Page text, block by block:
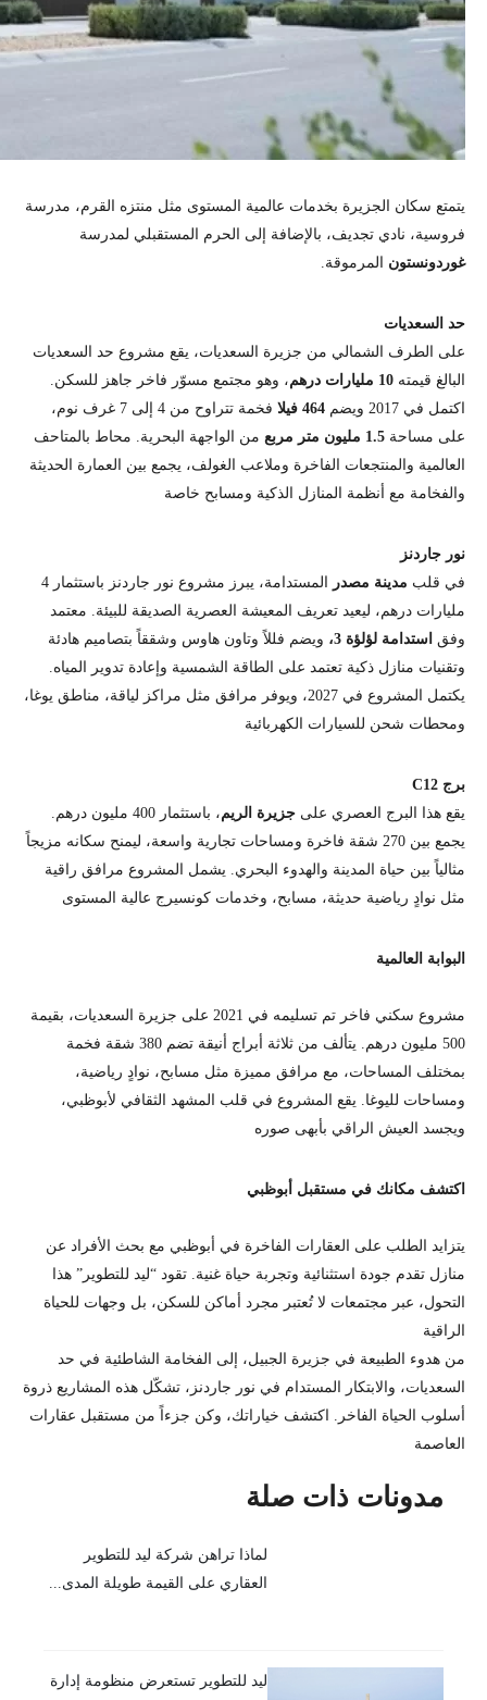
يتمتع سكان الجزيرة بخدمات عالمية المستوى مثل منتزه القرم، مدرسة
فروسية، نادي تجديف، بالإضافة إلى الحرم المستقبلي لمدرسة
غوردونستون المرموقة.
حد السعديات
على الطرف الشمالي من جزيرة السعديات، يقع مشروع حد السعديات
البالغ قيمته
، وهو مجتمع مسوّر فاخر جاهز للسكن.
اكتمل في 2017 ويضم
فخمة تتراوح من 4 إلى 7 غرف نوم،
على مساحة
من الواجهة البحرية. محاط بالمتاحف
العالمية والمنتجعات الفاخرة وملاعب الغولف، يجمع بين العمارة الحديثة
والفخامة مع أنظمة المنازل الذكية ومسابح خاصة
نور جاردنز
في قلب مدينة مصدر
المستدامة، يبرز مشروع نور جاردنز باستثمار 4
مليارات درهم، ليعيد تعريف المعيشة العصرية الصديقة للبيئة. معتمد
وفق استدامة لؤلؤة 3،
ويضم فللاً وتاون هاوس وشققاً بتصاميم هادئة
وتقنيات منازل ذكية تعتمد على الطاقة الشمسية وإعادة تدوير المياه.
يكتمل المشروع في 2027، ويوفر مرافق مثل مراكز لياقة، مناطق يوغا،
ومحطات شحن للسيارات الكهربائية
برج C12
يقع هذا البرج العصري على جزيرة الريم
، باستثمار 400 مليون درهم.
يجمع بين 270 شقة فاخرة ومساحات تجارية واسعة، ليمنح سكانه مزيجاً
مثالياً بين حياة المدينة والهدوء البحري. يشمل المشروع مرافق راقية
مثل نوادٍ رياضية حديثة، مسابح، وخدمات كونسيرج عالية المستوى
البوابة العالمية
مشروع سكني فاخر تم تسليمه في 2021 على جزيرة السعديات، بقيمة
500 مليون درهم. يتألف من ثلاثة أبراج أنيقة تضم 380 شقة فخمة
بمختلف المساحات، مع مرافق مميزة مثل مسابح، نوادٍ رياضية،
ومساحات لليوغا. يقع المشروع في قلب المشهد الثقافي لأبوظبي،
ويجسد العيش الراقي بأبهى صوره
اكتشف مكانك في مستقبل أبوظبي
يتزايد الطلب على العقارات الفاخرة في أبوظبي مع بحث الأفراد عن
منازل تقدم جودة استثنائية وتجربة حياة غنية. تقود “ليد للتطوير” هذا
التحول، عبر مجتمعات لا تُعتبر مجرد أماكن للسكن، بل وجهات للحياة
الراقية
من هدوء الطبيعة في جزيرة الجبيل، إلى الفخامة الشاطئية في حد
السعديات، والابتكار المستدام في نور جاردنز، تشكّل هذه المشاريع ذروة
أسلوب الحياة الفاخر. اكتشف خياراتك، وكن جزءاً من مستقبل عقارات
العاصمة
مدونات ذات صلة
لماذا تراهن شركة ليد للتطوير
العقاري على القيمة طويلة المدى...
ليد للتطوير تستعرض منظومة إدارة